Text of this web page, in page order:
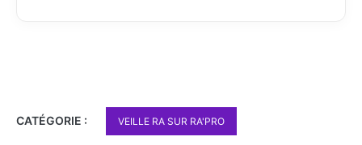
CATÉGORIE : VEILLE RA SUR RA'PRO